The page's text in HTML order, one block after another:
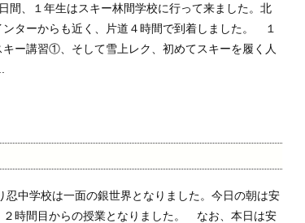
間、１年生はスキー林間学校に行って来ました。北
ターからも近く、片道４時間で到着しました。 １
ー講習①、そして雪上レク、初めてスキーを履く人
中学校は一面の銀世界となりました。今日の朝は安
２時間目からの授業となりました。 なお、本日は安